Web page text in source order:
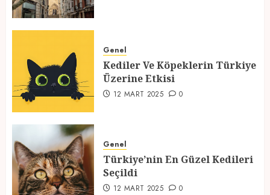
2
Üzerine Etkisi
12 MART 2025 0
3
Seçildi
12 MART 2025 0
Genel
Kediler Ve Köpeklerin Türkiye
Üzerine Etkisi
12 MART 2025 0
Genel
Türkiye’nin En Güzel Kedileri
Seçildi
12 MART 2025 0